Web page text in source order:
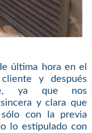
última hora en el
y después
ya que nos
y clara que
con la previa
lo estipulado con